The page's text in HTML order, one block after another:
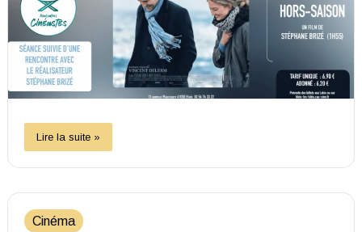
Lire la suite »
Cinéma